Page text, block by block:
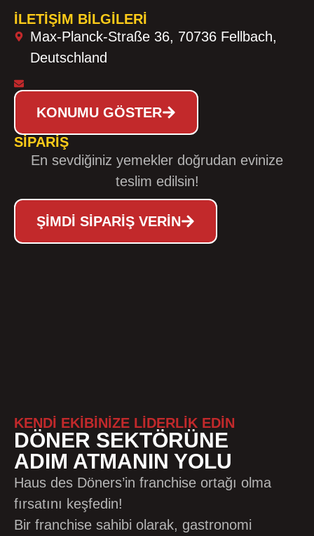
İLETIŞIM BILGILERI
Max-Planck-Straße 36, 70736 Fellbach,
Deutschland
KONUMU GÖSTER
SIPARIŞ
En sevdiğiniz yemekler doğrudan evinize
teslim edilsin!
ŞIMDI SIPARIŞ VERIN
KENDİ EKİBİNİZE LİDERLİK EDİN
DÖNER SEKTÖRÜNE
ADIM ATMANIN YOLU
Haus des Döners’in franchise ortağı olma
fırsatını keşfedin!
Bir franchise sahibi olarak, gastronomi